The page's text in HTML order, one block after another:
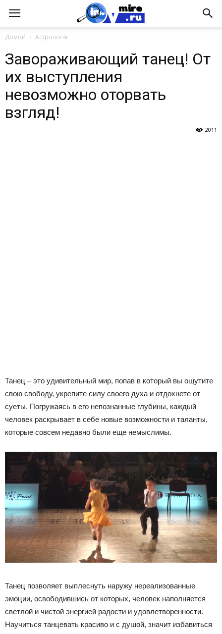
Домой Астрологія
Завораживающий танец! От
их выступления
невозможно оторвать
взгляд!
2011
Танец – это удивительный мир, попав в который вы ощутите
свою свободу, укрепите силу своего духа и отдохнете от
суеты. Погружаясь в его непознанные глубины, каждый
человек раскрывает в себе новые возможности и таланты,
которые совсем недавно были еще немыслимы.
Танец позволяет выплеснуть наружу нереализованные
эмоции, освободившись от которых, человек наполняется
светлой и чистой энергией радости и удовлетворенности.
Научиться танцевать красиво и с душой, значит избавиться